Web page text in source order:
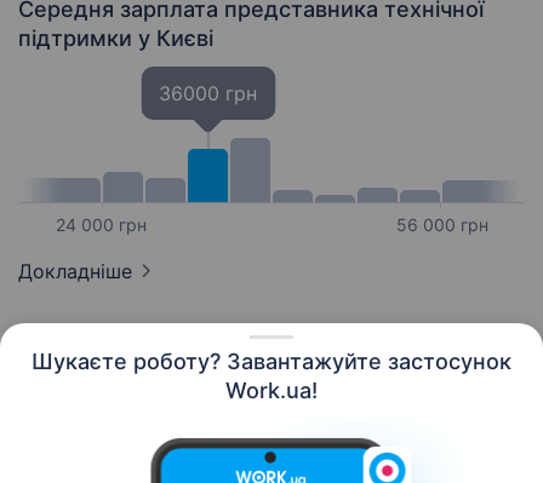
Шукаєте роботу? Завантажуйте застосунок
Work.ua!
Середня зарплата представника технічної
підтримки у Києві
24 000 грн
36000 грн
56 000 грн
Докладніше